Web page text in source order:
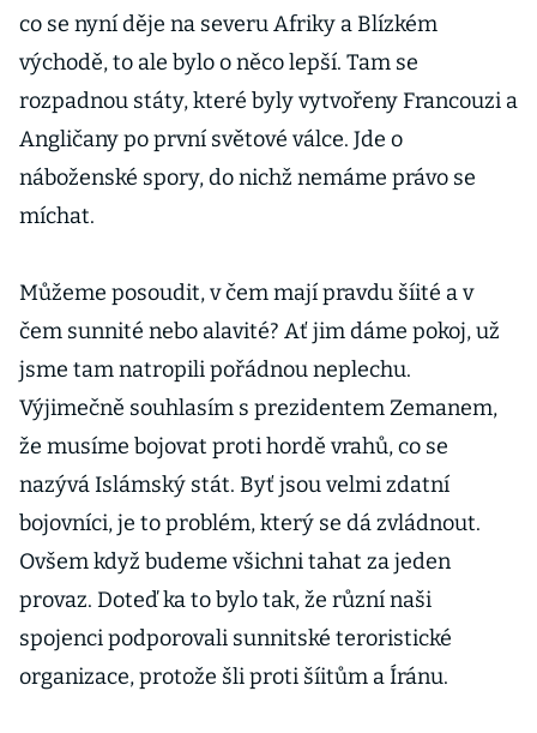
co se nyní děje na severu Afriky a Blízkém
východě, to ale bylo o něco lepší. Tam se
rozpadnou státy, které byly vytvořeny Francouzi a
Angličany po první světové válce. Jde o
náboženské spory, do nichž nemáme právo se
míchat.
Můžeme posoudit, v čem mají pravdu šíité a v
čem sunnité nebo alavité? Ať jim dáme pokoj, už
jsme tam natropili pořádnou neplechu.
Výjimečně souhlasím s prezidentem Zemanem,
že musíme bojovat proti hordě vrahů, co se
nazývá Islámský stát. Byť jsou velmi zdatní
bojovníci, je to problém, který se dá zvládnout.
Ovšem když budeme všichni tahat za jeden
provaz. Doteď ka to bylo tak, že různí naši
spojenci podporovali sunnitské teroristické
organizace, protože šli proti šíitům a Íránu.